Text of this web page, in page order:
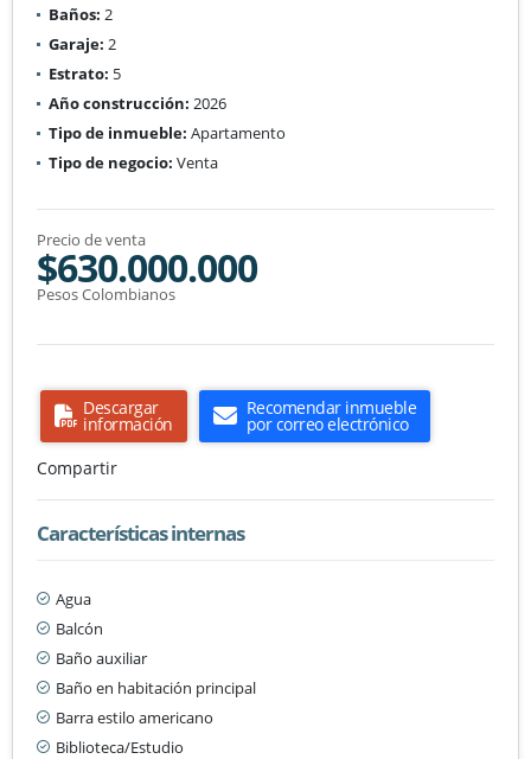
Baños: 2
Garaje: 2
Estrato: 5
Año construcción: 2026
Tipo de inmueble: Apartamento
Tipo de negocio: Venta
Precio de venta
$630.000.000
Pesos Colombianos
Descargar
información
Recomendar inmueble
por correo electrónico
Compartir
Características internas
Agua
Balcón
Baño auxiliar
Baño en habitación principal
Barra estilo americano
Biblioteca/Estudio